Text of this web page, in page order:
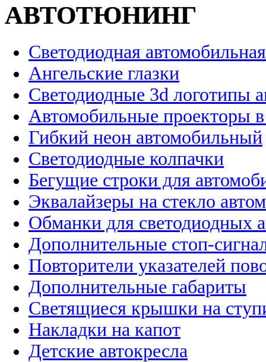
АВТОТЮНИНГ
Светодиодная
Ангельские глазки
Светодиодные 3d логотипы
Автомобильные проекторы
Гибкий неон автомобильный
Светодиодные колпачки
Бегущие строки для
Эквалайзеры на стекло
Обманки для светодиодных
Дополнительные стоп-
Повторители указателей
Дополнительные габариты
Светящиеся крышки на
Накладки на капот
Детские автокресла